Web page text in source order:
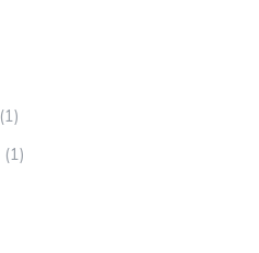
(1)
(1)